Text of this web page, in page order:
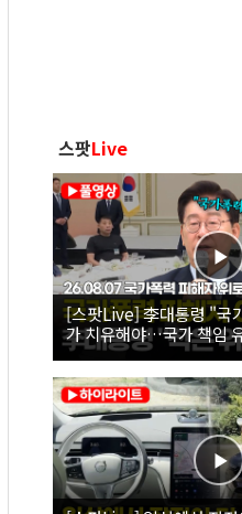
스팟Live
[스팟Live] 李대통령 "국
가 치유해야…국가 책임
26.08.07 국가폭력 피해